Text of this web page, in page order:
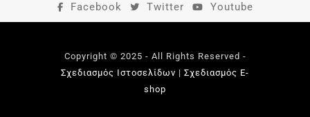
Facebook Twitter Youtube
Copyright © 2025 - All Rights Reserved -
Σχεδιασμός Ιστοσελίδων | Σχεδιασμός E-
shop